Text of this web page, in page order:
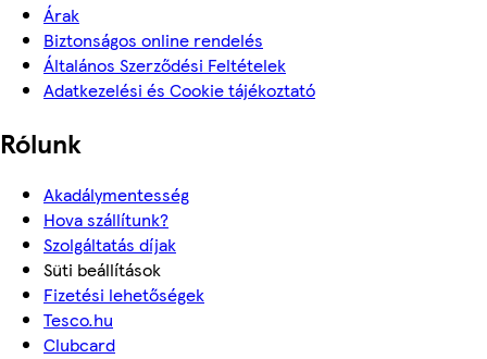
Árak
Biztonságos online rendelés
Általános Szerződési Feltételek
Adatkezelési és Cookie tájékoztató
Rólunk
Akadálymentesség
Hova szállítunk?
Szolgáltatás díjak
Süti beállítások
Fizetési lehetőségek
Tesco.hu
Clubcard